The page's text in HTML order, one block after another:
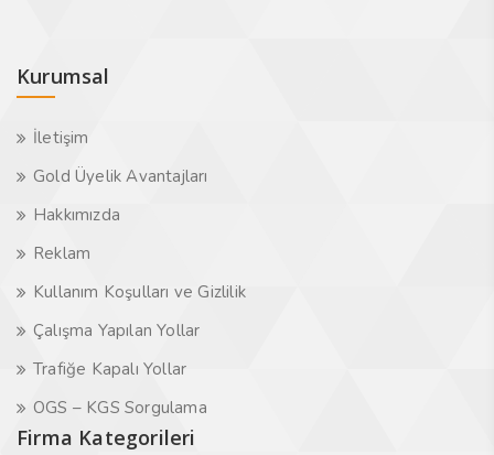
Kurumsal
İletişim
Gold Üyelik Avantajları
Hakkımızda
Reklam
Kullanım Koşulları ve Gizlilik
Çalışma Yapılan Yollar
Trafiğe Kapalı Yollar
OGS – KGS Sorgulama
Firma Kategorileri